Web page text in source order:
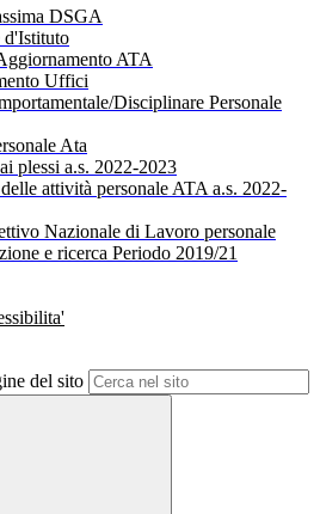
DSGA
d'Istituto
ATA
Uffici
Disciplinare Personale
Ata
plessi a.s. 2022-2023
attività personale ATA a.s. 2022-
Nazionale di Lavoro personale
e ricerca Periodo 2019/21
del sito